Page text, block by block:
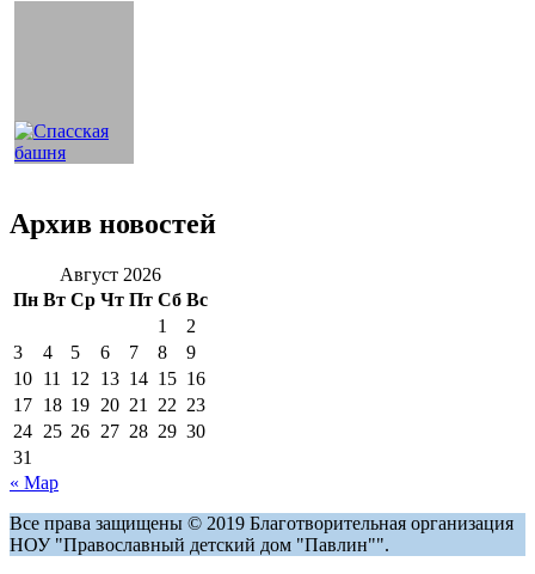
Архив новостей
Август 2026
Пн Вт Ср Чт Пт Сб Вс
1
2
3
4 5 6 7 8
9
10 11 12 13 14 15 16
17 18 19 20 21 22 23
24 25 26 27 28 29 30
31
« Мар
Все права защищены © 2019 Благотворительная организация
НОУ "Православный детский дом "Павлин"".